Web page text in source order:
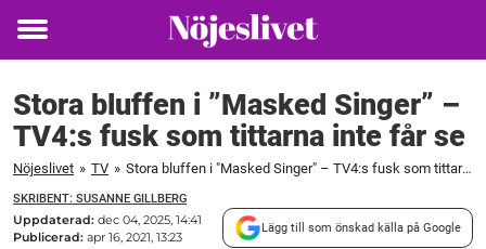
Toggle
Stora bluffen i ”Masked Singer” –
TV4:s fusk som tittarna inte får se
Nöjeslivet » TV » Stora bluffen i "Masked Singer" – TV4:s fusk som tittarna inte får se
SKRIBENT: SUSANNE GILLBERG
Uppdaterad: dec 04, 2025, 14:41
Publicerad: apr 16, 2021, 13:23
Lägg till som önskad källa på Google